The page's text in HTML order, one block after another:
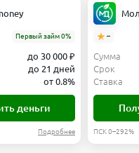
Первый займ 0%
до 30 000 ₽
до 21 дней
от 0.8%
деньги
Подробнее
–
Сумма
Срок
Ставка
ПСК 0–292%